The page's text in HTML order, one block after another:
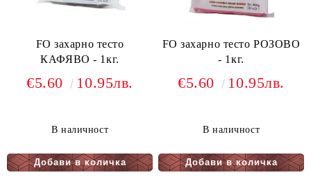
FO захарно тесто
КАФЯВО - 1кг.
€5.60 10.95лв.
В наличност
FO захарно тесто РОЗОВО
- 1кг.
€5.60 10.95лв.
В наличност